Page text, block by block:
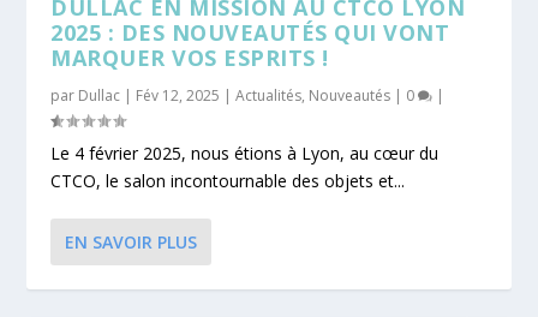
DULLAC EN MISSION AU CTCO LYON
2025 : DES NOUVEAUTÉS QUI VONT
MARQUER VOS ESPRITS !
par Dullac | Fév 12, 2025 |Actualités, Nouveautés | 0 |
Le 4 février 2025, nous étions à Lyon, au cœur du
CTCO, le salon incontournable des objets et...
EN SAVOIR PLUS